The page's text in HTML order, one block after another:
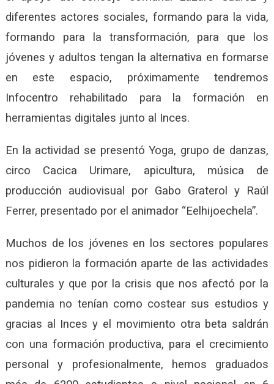
diferentes actores sociales, formando para la vida,
formando para la transformación, para que los
jóvenes y adultos tengan la alternativa en formarse
en este espacio, próximamente tendremos
Infocentro rehabilitado para la formación en
herramientas digitales junto al Inces.
En la actividad se presentó Yoga, grupo de danzas,
circo Cacica Urimare, apicultura, música de
producción audiovisual por Gabo Graterol y Raúl
Ferrer, presentado por el animador “Eelhijoechela”.
Muchos de los jóvenes en los sectores populares
nos pidieron la formación aparte de las actividades
culturales y que por la crisis que nos afectó por la
pandemia no tenían como costear sus estudios y
gracias al Inces y el movimiento otra beta saldrán
con una formación productiva, para el crecimiento
personal y profesionalmente, hemos graduados